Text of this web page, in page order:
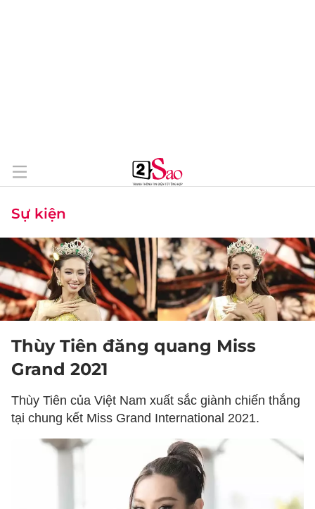
Sự kiện
Thùy Tiên đăng quang Miss
Grand 2021
Thùy Tiên của Việt Nam xuất sắc giành chiến thắng
tại chung kết Miss Grand International 2021.